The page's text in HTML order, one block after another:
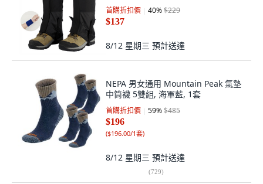
首購折扣價 40%$229
$137
8/12 星期三 預計送達
NEPA 男女通用 Mountain Peak 氣墊
中筒襪 5雙組, 海軍藍, 1套
首購折扣價 59%$485
$196
($196.00/1套)
8/12 星期三 預計送達
(729)